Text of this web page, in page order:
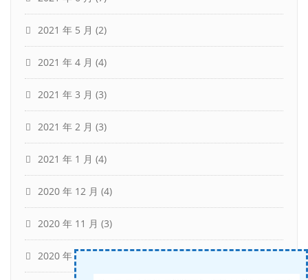
2021 年 5 月 (2)
2021 年 4 月 (4)
2021 年 3 月 (3)
2021 年 2 月 (3)
2021 年 1 月 (4)
2020 年 12 月 (4)
2020 年 11 月 (3)
2020 年 10 月(3)